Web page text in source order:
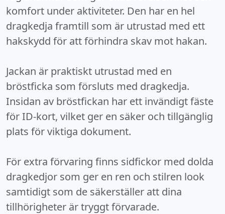
komfort under aktiviteter. Den har en hel
dragkedja framtill som är utrustad med ett
hakskydd för att förhindra skav mot hakan.
Jackan är praktiskt utrustad med en
bröstficka som försluts med dragkedja.
Insidan av bröstfickan har ett invändigt fäste
för ID-kort, vilket ger en säker och tillgänglig
plats för viktiga dokument.
För extra förvaring finns sidfickor med dolda
dragkedjor som ger en ren och stilren look
samtidigt som de säkerställer att dina
tillhörigheter är tryggt förvarade.